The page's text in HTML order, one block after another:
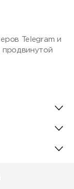
Telegram и
продвинутой